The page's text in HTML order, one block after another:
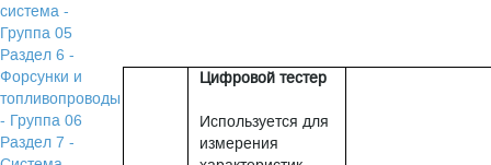
система -
Группа 05
Раздел 6 -
Форсунки и
топливопроводы
- Группа 06
Раздел 7 -
Цифровой тестер
Используется для
измерения